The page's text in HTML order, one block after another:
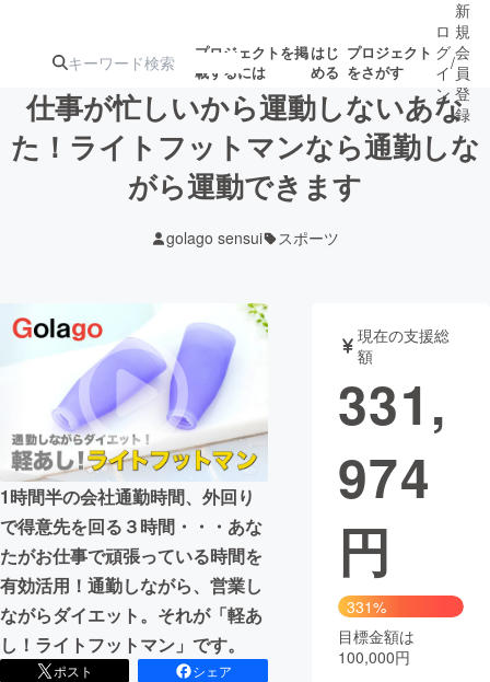
プロジェクトを掲
載するには
はじ
める
プロジェクト
をさがす
注目のリ 注目の新着プロ募集終了が近いプ
ロジェクト
テクノロジー・ガジェット
映像・映画 書籍・雑誌
ビジネス・起業 チャレンジ
まちづくり・地域活性化
CAMPFIRE for Social Good
CAMPFIRE Creation
CAMPFIREふるさと納税 machi-ya コミュニティ
ロ
グ
イ
ン
/
新
規
会
員
登
録
仕事が忙しいから運動しないあな
た！ライトフットマンなら通勤しな
がら運動できます
golago sensui スポーツ
1時間半の会社通勤時間、外回り
で得意先を回る３時間・・・あな
たがお仕事で頑張っている時間を
有効活用！通勤しながら、営業し
ながらダイエット。それが「軽あ
し！ライトフットマン」です。
ポスト
シェア
現在の支援総
額
331,
974
円
331%
目標金額は
100,000円